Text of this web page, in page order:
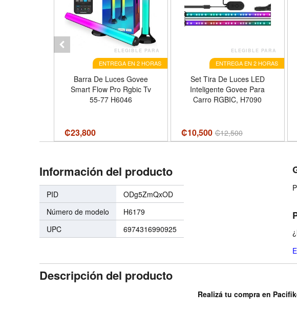
ELEGIBLE PARA
ENTREGA EN 2 HORAS
Barra De Luces Govee
Smart Flow Pro Rgbic Tv
55-77 H6046
₡23,800
ELEGIBLE PARA
ENTREGA EN 2 HORAS
Set Tira De Luces LED
Inteligente Govee Para
Carro RGBIC, H7090
₡10,500 ₡12,500
Información del producto
PID
ODg5ZmQxOD
Número de modelo
H6179
UPC
6974316990925
Descripción del producto
Realizá tu compra en